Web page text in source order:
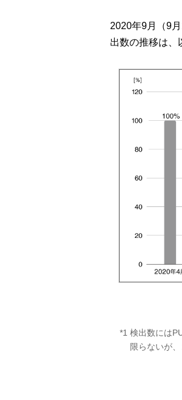
2020年9月（9
出数の推移は、
*1 検出数には
限らないが